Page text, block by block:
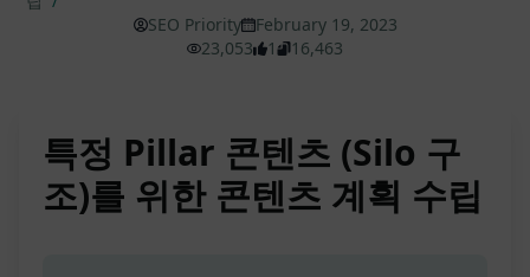
SEO Priority
February 19, 2023
23,053
1 16,463
특정 Pillar 콘텐츠 (Silo 구
조)를 위한 콘텐츠 계획 수립